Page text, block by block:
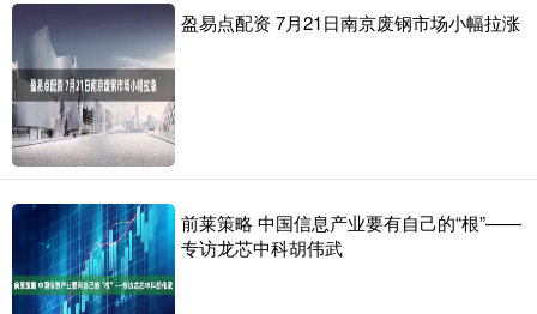
盈易点配资 7月21日南京废钢市场小幅拉涨
前莱策略 中国信息产业要有自己的“根”——
专访龙芯中科胡伟武